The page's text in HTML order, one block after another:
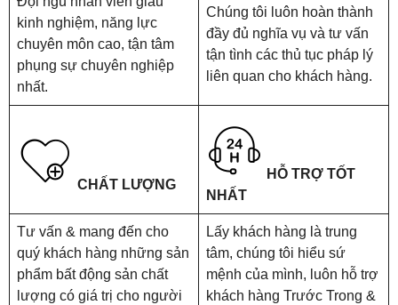
kinh nghiệm, năng lực
chuyên môn cao, tận tâm
phụng sự chuyên nghiệp
nhất.
Chúng tôi luôn hoàn thành
đầy đủ nghĩa vụ và tư vấn
tận tình các thủ tục pháp lý
liên quan cho khách hàng.
CHẤT LƯỢNG
HỖ TRỢ TỐT
NHẤT
Tư vấn & mang đến cho
quý khách hàng những sản
phẩm bất động sản chất
lượng có giá trị cho người
Lấy khách hàng là trung
tâm, chúng tôi hiểu sứ
mệnh của mình, luôn hỗ trợ
khách hàng Trước Trong &